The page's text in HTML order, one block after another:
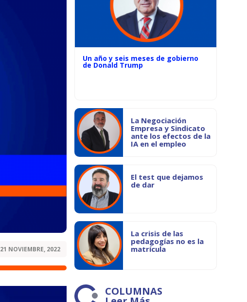
21 NOVIEMBRE, 2022
Un año y seis meses de gobierno
de Donald Trump
La Negociación
Empresa y Sindicato
ante los efectos de la
IA en el empleo
El test que dejamos
de dar
La crisis de las
pedagogías no es la
matrícula
COLUMNAS